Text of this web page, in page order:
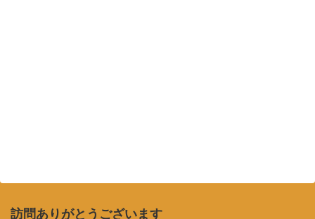
訪問ありがとうございます